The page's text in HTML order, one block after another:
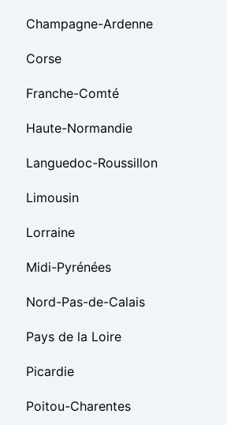
Champagne-Ardenne
Corse
Franche-Comté
Haute-Normandie
Languedoc-Roussillon
Limousin
Lorraine
Midi-Pyrénées
Nord-Pas-de-Calais
Pays de la Loire
Picardie
Poitou-Charentes